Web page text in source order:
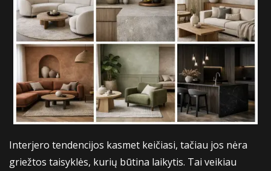
Interjero tendencijos kasmet keičiasi, tačiau jos nėra
griežtos taisyklės, kurių būtina laikytis. Tai veikiau